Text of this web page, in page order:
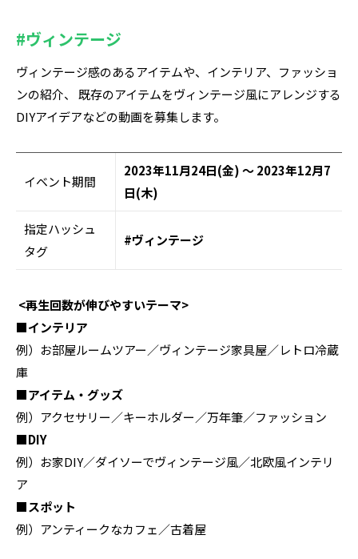
#ヴィンテージ
ヴィンテージ感のあるアイテムや、インテリア、ファッショ
ンの紹介、 既存のアイテムをヴィンテージ風にアレンジする
DIYアイデアなどの動画を募集します。
イベント期間
2023年11月24日(金) ～ 2023年12月7
日(木)
指定ハッシュ
タグ
#ヴィンテージ
<再生回数が伸びやすいテーマ>
■インテリア
例）お部屋ルームツアー／ヴィンテージ家具屋／レトロ冷蔵
庫
■アイテム・グッズ
例）アクセサリー／キーホルダー／万年筆／ファッション
■DIY
例）お家DIY／ダイソーでヴィンテージ風／北欧風インテリ
ア
■スポット
例）アンティークなカフェ／古着屋